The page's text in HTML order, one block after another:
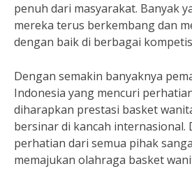
penuh dari masyarakat. Banyak
mereka terus berkembang dan
dengan baik di berbagai
Dengan semakin banyaknya
Indonesia yang mencuri
diharapkan prestasi basket
bersinar di kancah internasional.
perhatian dari semua pihak
memajukan olahraga basket